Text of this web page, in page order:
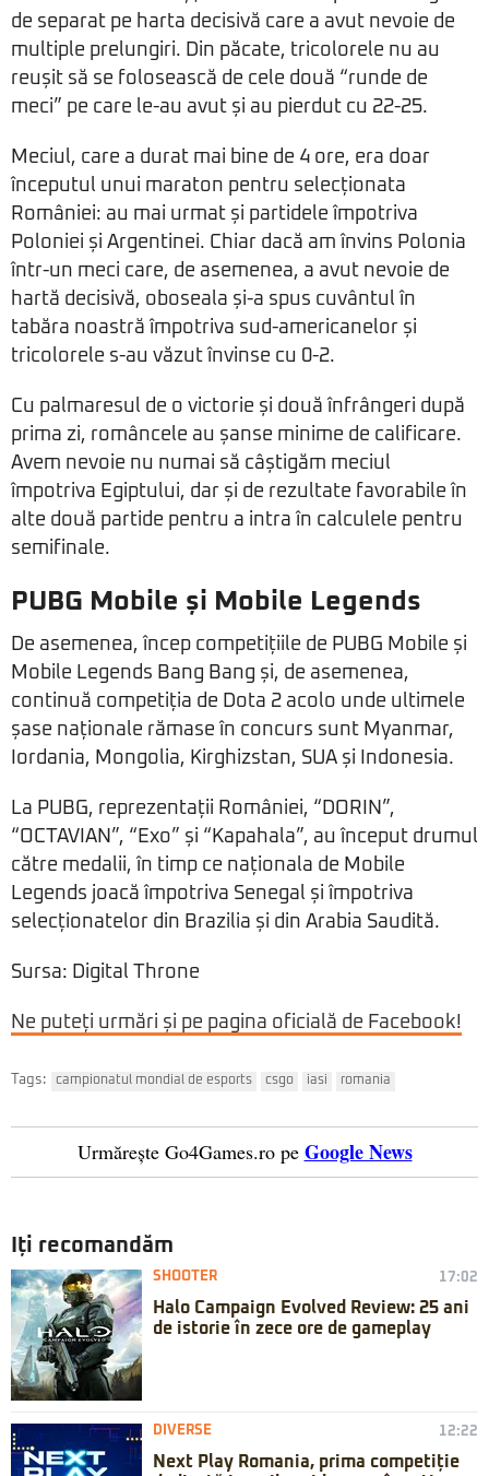
de separat pe harta decisivă care a avut nevoie de
multiple prelungiri. Din păcate, tricolorele nu au
reușit să se folosească de cele două “runde de
meci” pe care le-au avut și au pierdut cu 22-25.
Meciul, care a durat mai bine de 4 ore, era doar
începutul unui maraton pentru selecționata
României: au mai urmat și partidele împotriva
Poloniei și Argentinei. Chiar dacă am învins Polonia
într-un meci care, de asemenea, a avut nevoie de
hartă decisivă, oboseala și-a spus cuvântul în
tabăra noastră împotriva sud-americanelor și
tricolorele s-au văzut învinse cu 0-2.
Cu palmaresul de o victorie și două înfrângeri după
prima zi, româncele au șanse minime de calificare.
Avem nevoie nu numai să câștigăm meciul
împotriva Egiptului, dar și de rezultate favorabile în
alte două partide pentru a intra în calculele pentru
semifinale.
PUBG Mobile și Mobile Legends
De asemenea, încep competițiile de PUBG Mobile și
Mobile Legends Bang Bang și, de asemenea,
continuă competiția de Dota 2 acolo unde ultimele
șase naționale rămase în concurs sunt Myanmar,
Iordania, Mongolia, Kirghizstan, SUA și Indonesia.
La PUBG, reprezentații României, “DORIN”,
“OCTAVIAN”, “Exo” și “Kapahala”, au început drumul
către medalii, în timp ce naționala de Mobile
Legends joacă împotriva Senegal și împotriva
selecționatelor din Brazilia și din Arabia Saudită.
Sursa: Digital Throne
Ne puteți urmări și pe pagina oficială de Facebook!
Tags: campionatul mondial de esports csgo iasi romania
Urmărește Go4Games.ro pe Google News
Iți recomandăm
SHOOTER 17:02
Halo Campaign Evolved Review: 25 ani
de istorie în zece ore de gameplay
DIVERSE 12:22
Next Play Romania, prima competiție